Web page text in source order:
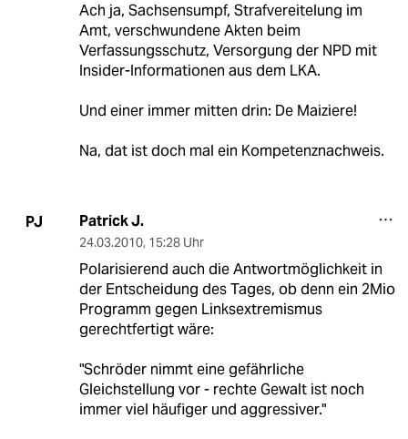
Ach ja, Sachsensumpf, Strafvereitelung im
Amt, verschwundene Akten beim
Verfassungsschutz, Versorgung der NPD mit
Insider-Informationen aus dem LKA.
Und einer immer mitten drin: De Maiziere!
Na, dat ist doch mal ein Kompetenznachweis.
PJ Patrick J.
24.03.2010, 15:28 Uhr
Polarisierend auch die Antwortmöglichkeit in
der Entscheidung des Tages, ob denn ein 2Mio
Programm gegen Linksextremismus
gerechtfertigt wäre:
"Schröder nimmt eine gefährliche
Gleichstellung vor - rechte Gewalt ist noch
immer viel häufiger und aggressiver."